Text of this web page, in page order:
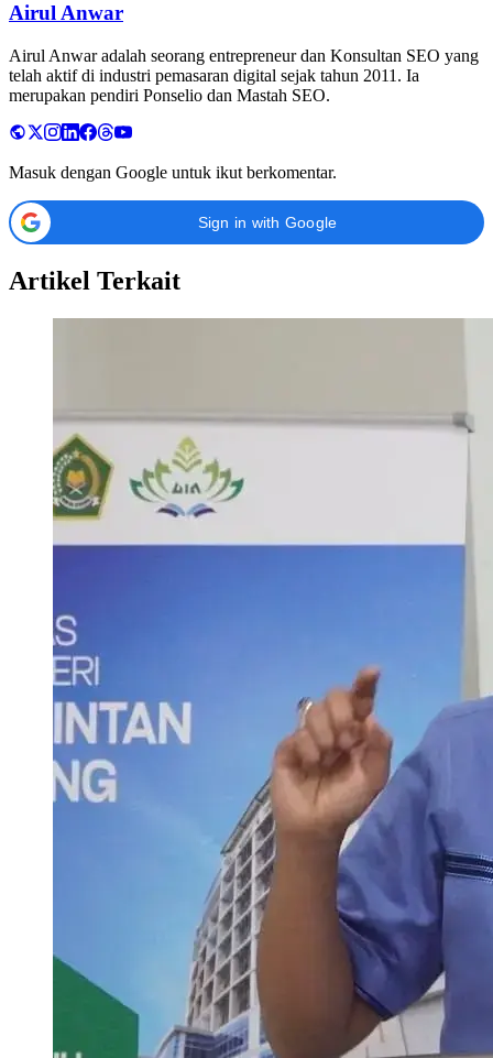
Airul Anwar
Airul Anwar adalah seorang entrepreneur dan Konsultan SEO yang
telah aktif di industri pemasaran digital sejak tahun 2011. Ia
merupakan pendiri Ponselio dan Mastah SEO.
Masuk dengan Google untuk ikut berkomentar.
Sign in with Google
Artikel Terkait